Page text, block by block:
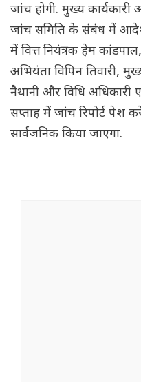
जांच होगी. मुख्य कार्यकारी
जांच समिति के संबंध में
में वित्त नियंत्रक हेम
अ‌‌भियंता विपिन तिवारी,
नैथानी और विधि अधिकारी
सप्ताह में जांच रिपोर्ट पेश
सार्वजनिक किया जाएगा.